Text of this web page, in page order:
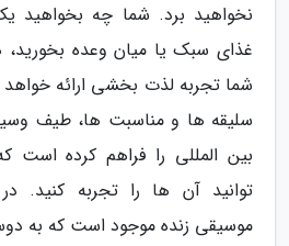
نخواهید برد. شما چه بخواهید
غذای سبک یا میان وعده
شما تجربه لذت بخشی ارائه
سلیقه ها و مناسبت ها، طیف
توانید آن ها را تجربه کنید.
موسیقی زنده موجود است که به